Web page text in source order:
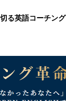
る英語コーチング